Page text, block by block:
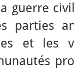
guerre
parties
et les